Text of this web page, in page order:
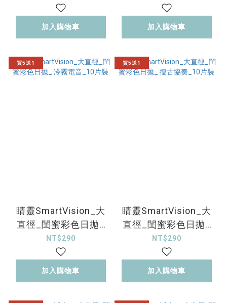
加入購物車 加入購物車
買5送1
睛靈SmartVision_大
直徑_閨蜜彩色日拋_
冷霧電音_10片裝
NT$290
加入購物車
買5送1
睛靈SmartVision_大
直徑_閨蜜彩色日拋_
復古協奏_10片裝
NT$290
加入購物車